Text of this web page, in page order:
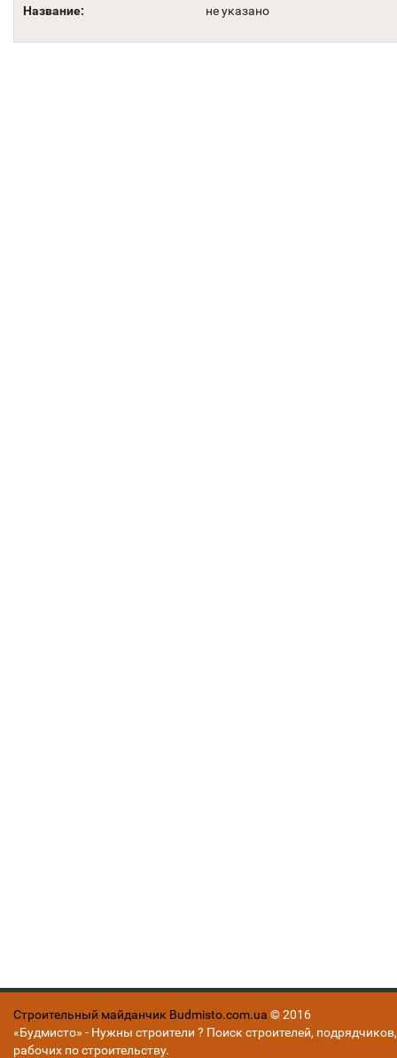
Название: не указано
Строительный майданчик Budmisto.com.ua © 2016
«Будмисто» - Нужны строители ? Поиск строителей, подрядчиков,
рабочих по строительству.